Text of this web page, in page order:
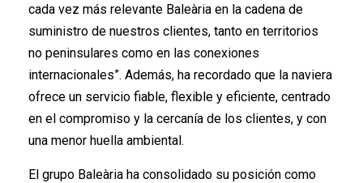
cada vez más relevante Baleària en la cadena de
suministro de nuestros clientes, tanto en territorios
no peninsulares como en las conexiones
internacionales”. Además, ha recordado que la naviera
ofrece un servicio fiable, flexible y eficiente, centrado
en el compromiso y la cercanía de los clientes, y con
una menor huella ambiental.
El grupo Baleària ha consolidado su posición como